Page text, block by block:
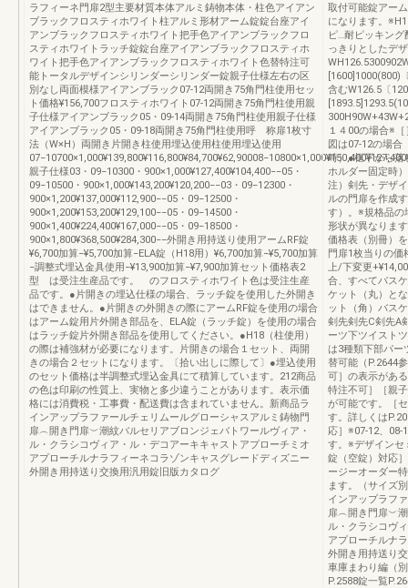
ラフィーネ門扉2型主要材質本体アルミ鋳物本体・柱色アイアン
ブラックフロスティホワイト柱アルミ形材アーム錠錠台座アイ
アンブラックフロスティホワイト把手色アイアンブラックフロ
スティホワイトラッチ錠錠台座アイアンブラックフロスティホ
ワイト把手色アイアンブラックフロスティホワイト色替特注可
能トータルデザインシリンダーシリンダー錠親子仕様左右の区
別なし両面模様アイアンブラック07-12両開き75角門柱使用セッ
ト価格¥156,700フロスティホワイト07-12両開き75角門柱使用親
子仕様アイアンブラック05・09-14両開き75角門柱使用親子仕様
アイアンブラック05・09-18両開き75角門柱使用呼 称扉1枚寸
法（W×H）両開き片開き柱使用埋込使用柱使用埋込使用
親子仕様03・09−10300・900×1,000¥127,400¥104,400−−05・
09−10500・900×1,000¥143,200¥120,200−−03・09−12300・
900×1,200¥137,000¥112,900−−05・09−12500・
900×1,200¥153,200¥129,100−−05・09−14500・
900×1,400¥224,400¥167,000−−05・09−18500・
900×1,800¥368,500¥284,300−−外開き用持送り使用アームRF錠
¥6,700加算−¥5,700加算−ELA錠（H18用）¥6,700加算−¥5,700加算
−調整式埋込金具使用−¥13,900加算−¥7,900加算セット価格表2
型 は受注生産品です。 のフロスティホワイト色は受注生産
品です。●片開きの埋込仕様の場合、ラッチ錠を使用した外開き
はできません。●片開きの外開きの際にアームRF錠を使用の場合
はアーム錠用片外開き部品を、ELA錠（ラッチ錠）を使用の場合
はラッチ錠片外開き部品を使用してください。●H18（柱使用）
の際は補強材が必要になります。片開きの場合１セット、両開
きの場合２セットになります。〔拾い出しに際して〕●埋込使用
のセット価格は半調整式埋込金具にて積算しています。212商品
の色は印刷の性質上、実物と多少違うことがあります。表示価
格には消費税・工事費・配送費は含まれていません。新商品ラ
インアップラファールチェリムールグローシャスアルミ鋳物門
扉︵開き門扉︶潮紋バルセリアブロンジェバトワールヴィア・
ル・クラシコヴィア・ル・デコアーキキャストアプローチミオ
アプローチルナラフィーネコラゾンキャスグレードディズニー
外開き用持送り交換用汎用錠旧版カタログ
取付可能錠アー
になります。
ピ…耐ピッキン
っきりとしたデ
[1600]1000(800)
含むW126.5〔
１４00の場合※
図は07-12の場
時）●框下から落
ホルダー固定時
注）剣先・デザ
ルの門扉を作成
す）。※規格品の
形状が異なりま
価格表（別冊）
門扉1枚当りの価
上/下変更
合、すべてバス
ケット（丸）と
ット（角）バス
剣先剣先C剣先A
ーツ下ツイスト
は3種類下部パー
替可能（P.2644
可］の表示があ
特注不可］［親
が可能です。［
す。詳しくは
応］※07-12、08-
す。※デザインセ
錠（空錠）対応
ージーオーダー
ます。（サイズ
インアップラフ
扉︵開き門扉︶
ル・クラシコヴ
アプローチルナ
外開き用持送り
車庫まわり編（
P.2588錠一覧